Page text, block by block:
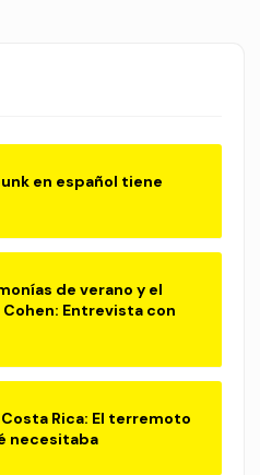
en español tiene
de verano y el
Entrevista con
Rica: El terremoto
necesitaba